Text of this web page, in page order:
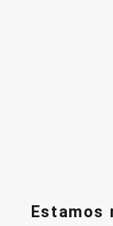
Estamos